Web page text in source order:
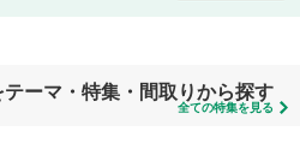
ーマ・特集・間取りから探す
全ての特集を見る